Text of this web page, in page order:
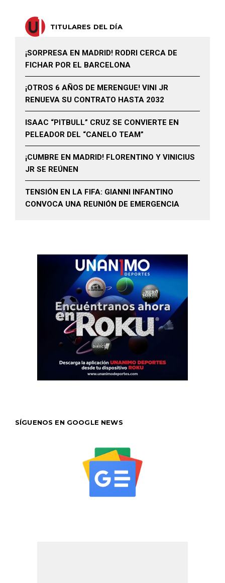
TITULARES DEL DÍA
¡SORPRESA EN MADRID! RODRI CERCA DE
FICHAR POR EL BARCELONA
¡OTROS 6 AÑOS DE MERENGUE! VINI JR
RENUEVA SU CONTRATO HASTA 2032
ISAAC “PITBULL” CRUZ SE CONVIERTE EN
PELEADOR DEL “CANELO TEAM”
¡CUMBRE EN MADRID! FLORENTINO Y VINICIUS
JR SE REÚNEN
TENSIÓN EN LA FIFA: GIANNI INFANTINO
CONVOCA UNA REUNIÓN DE EMERGENCIA
SÍGUENOS EN GOOGLE NEWS